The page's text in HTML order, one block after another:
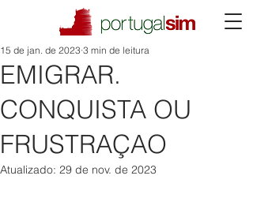
EMIGRAR.
CONQUISTA OU
FRUSTRAÇAO
15 de jan. de 2023 3 min de leitura
Atualizado: 29 de nov. de 2023